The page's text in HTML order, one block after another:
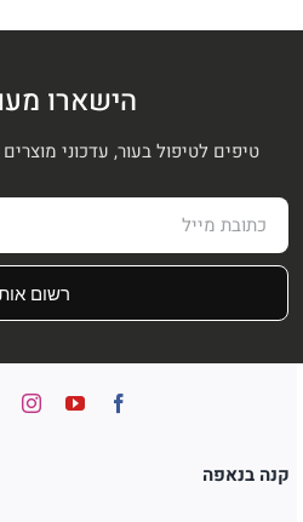
הישארו
טיפים לטיפול בעור, עדכוני
רשום
קנה בנאפה